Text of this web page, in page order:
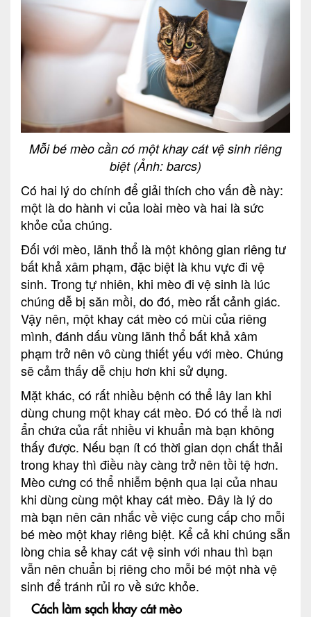
Mỗi bé mèo cần có một khay cát vệ sinh riêng
biệt (Ảnh: barcs)
Có hai lý do chính để giải thích cho vấn đề này:
một là do hành vi của loài mèo và hai là sức
khỏe của chúng.
Đối với mèo, lãnh thổ là một không gian riêng tư
bất khả xâm phạm, đặc biệt là khu vực đi vệ
sinh. Trong tự nhiên, khi mèo đi vệ sinh là lúc
chúng dễ bị săn mồi, do đó, mèo rắt cảnh giác.
Vậy nên, một khay cát mèo có mùi của riêng
mình, đánh dấu vùng lãnh thổ bất khả xâm
phạm trở nên vô cùng thiết yếu với mèo. Chúng
sẽ cảm thấy dễ chịu hơn khi sử dụng.
Mặt khác, có rất nhiều bệnh có thể lây lan khi
dùng chung một khay cát mèo. Đó có thể là nơi
ẩn chứa của rất nhiều vi khuẩn mà bạn không
thấy được. Nếu bạn ít có thời gian dọn chất thải
trong khay thì điều này càng trở nên tồi tệ hơn.
Mèo cưng có thể nhiễm bệnh qua lại của nhau
khi dùng cùng một khay cát mèo. Đây là lý do
mà bạn nên cân nhắc về việc cung cấp cho mỗi
bé mèo một khay riêng biệt. Kể cả khi chúng sẵn
lòng chia sẻ khay cát vệ sinh với nhau thì bạn
vẫn nên chuẩn bị riêng cho mỗi bé một nhà vệ
sinh để tránh rủi ro về sức khỏe.
Cách làm sạch khay cát mèo